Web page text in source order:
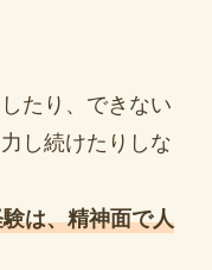
たり、できない
し続けたりしな
は、精神面で人